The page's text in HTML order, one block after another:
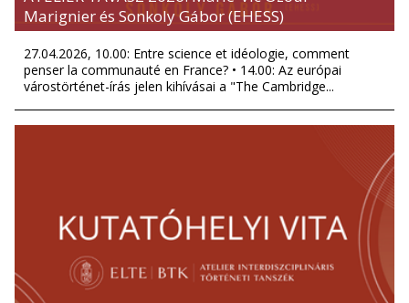
Marignier és Sonkoly Gábor (EHESS)
27.04.2026, 10.00: Entre science et idéologie, comment
penser la communauté en France? • 14.00: Az európai
várostörténet-írás jelen kihívásai a "The Cambridge...